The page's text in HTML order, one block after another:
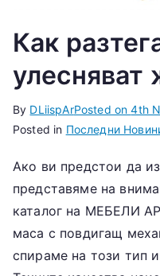
Как
улесняват
By DLiispArPosted on4th
Posted in Последни
Ако ви предстои да
представяме на
каталог на МЕБЕЛИ
маса с повдигащ
спираме на този тип